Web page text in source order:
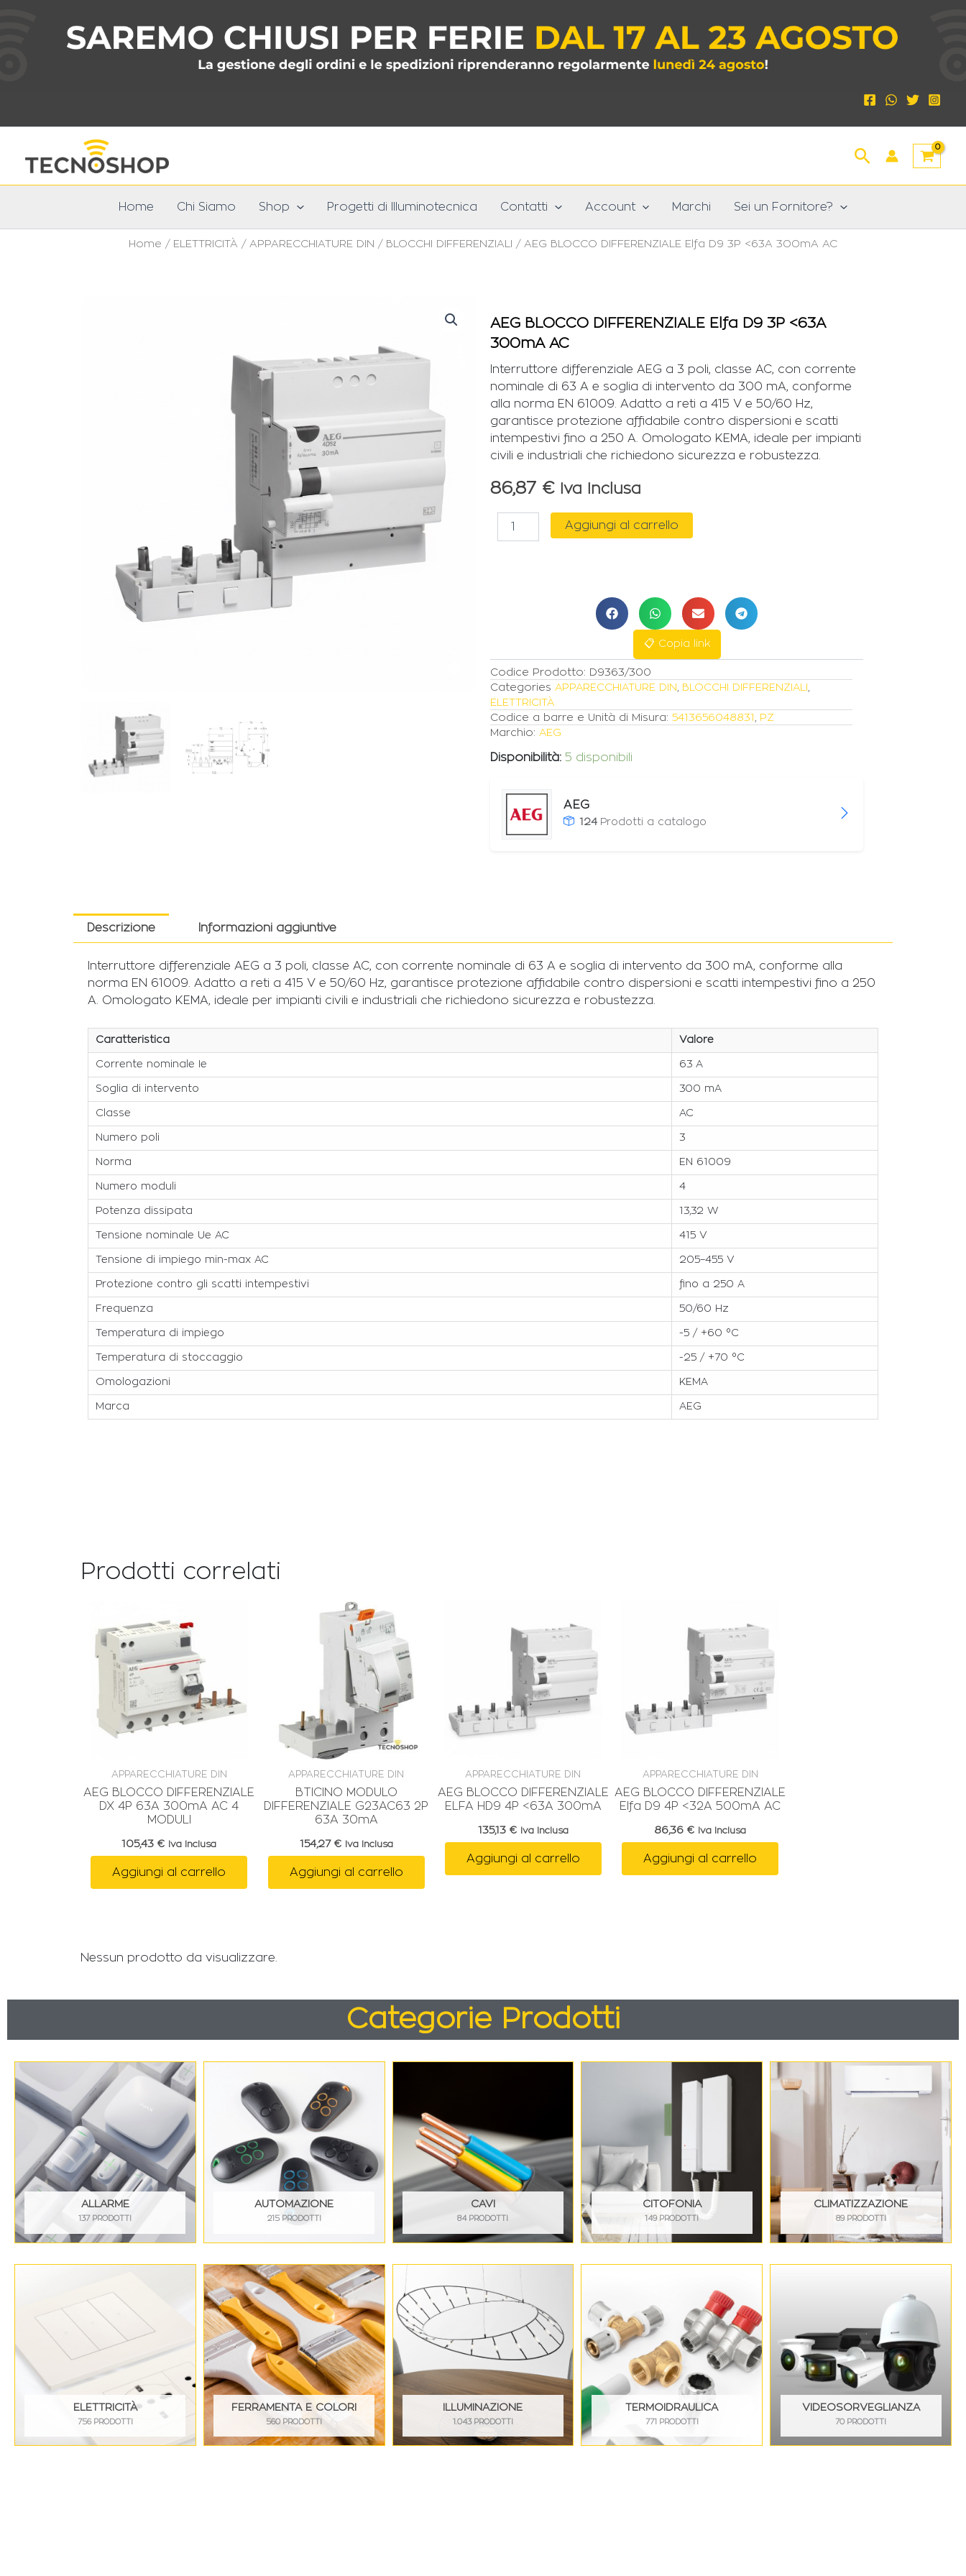
Cerca
Home Chi Siamo Shop Progetti di Illuminotecnica Contatti Account Marchi Sei un Fornitore?
Home / ELETTRICITÀ / APPARECCHIATURE DIN / BLOCCHI DIFFERENZIALI / AEG BLOCCO DIFFERENZIALE Elfa D9 3P <63A 300mA AC
AEG BLOCCO DIFFERENZIALE Elfa D9 3P <63A
300mA AC
Interruttore differenziale AEG a 3 poli, classe AC, con corrente
nominale di 63 A e soglia di intervento da 300 mA, conforme
alla norma EN 61009. Adatto a reti a 415 V e 50/60 Hz,
garantisce protezione affidabile contro dispersioni e scatti
intempestivi fino a 250 A. Omologato KEMA, ideale per impianti
civili e industriali che richiedono sicurezza e robustezza.
86,87 € Iva Inclusa
BLOCCO
Aggiungi al carrello
📋 Copia link
Codice Prodotto: D9363/300
Categories APPARECCHIATURE DIN BLOCCHI DIFFERENZIALI
ELETTRICITÀ
Codice a barre e Unità di Misura: 5413656048831
PZ
Marchio: AEG
Disponibilità: 5 disponibili
AEG
124 Prodotti a catalogo
Descrizione Informazioni aggiuntive
Interruttore differenziale AEG a 3 poli, classe AC, con corrente nominale di 63 A e soglia di intervento da 300 mA, conforme alla
norma EN 61009. Adatto a reti a 415 V e 50/60 Hz, garantisce protezione affidabile contro dispersioni e scatti intempestivi fino a 250
A. Omologato KEMA, ideale per impianti civili e industriali che richiedono sicurezza e robustezza.
Caratteristica Valore
Corrente nominale Ie 63 A
Soglia di intervento 300 mA
Classe AC
Numero poli 3
Norma EN 61009
Numero moduli 4
Potenza dissipata 13,32 W
Tensione nominale Ue AC 415 V
Tensione di impiego min-max AC 205–455 V
Protezione contro gli scatti intempestivi fino a 250 A
Frequenza 50/60 Hz
Temperatura di impiego -5 / +60 °C
Temperatura di stoccaggio -25 / +70 °C
Omologazioni KEMA
Marca AEG
Prodotti correlati
APPARECCHIATURE DIN
AEG BLOCCO DIFFERENZIALE
DX 4P 63A 300mA AC 4
MODULI
105,43€ Iva Inclusa
Aggiungi al carrello
APPARECCHIATURE DIN
BTICINO MODULO
DIFFERENZIALE G23AC63 2P
63A 30mA
154,27 € Iva Inclusa
Aggiungi al carrello
APPARECCHIATURE DIN
AEG BLOCCO DIFFERENZIALE
ELFA HD9 4P <63A 300mA
135,13 € Iva Inclusa
Aggiungi al carrello
APPARECCHIATURE DIN
AEG BLOCCO DIFFERENZIALE
Elfa D9 4P <32A 500mA AC
86,36€ Iva Inclusa
Aggiungi al carrello
Nessun prodotto da visualizzare.
Categorie Prodotti
ALLARME
137 PRODOTTI
AUTOMAZIONE
215 PRODOTTI
CAVI
84 PRODOTTI
CITOFONIA
149 PRODOTTI
CLIMATIZZAZIONE
89 PRODOTTI
ELETTRICITÀ
756 PRODOTTI
FERRAMENTA E COLORI
560 PRODOTTI
ILLUMINAZIONE
1.043 PRODOTTI
TERMOIDRAULICA
771 PRODOTTI
VIDEOSORVEGLIANZA
70 PRODOTTI